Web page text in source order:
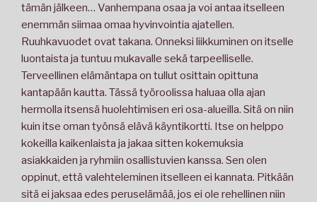
tämän jälkeen… Vanhempana osaa ja voi antaa itselleen
enemmän siimaa omaa hyvinvointia ajatellen.
Ruuhkavuodet ovat takana. Onneksi liikkuminen on itselle
luontaista ja tuntuu mukavalle sekä tarpeelliselle.
Terveellinen elämäntapa on tullut osittain opittuna
kantapään kautta. Tässä työroolissa haluaa olla ajan
hermolla itsensä huolehtimisen eri osa-alueilla. Sitä on niin
kuin itse oman työnsä elävä käyntikortti. Itse on helppo
kokeilla kaikenlaista ja jakaa sitten kokemuksia
asiakkaiden ja ryhmiin osallistuvien kanssa. Sen olen
oppinut, että valehteleminen itselleen ei kannata. Pitkään
sitä ei jaksaa edes peruselämää, jos ei ole rehellinen niin